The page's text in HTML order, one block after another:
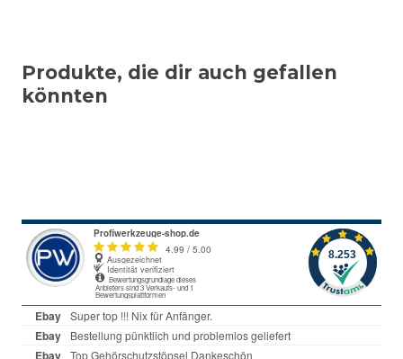
Produkte, die dir auch gefallen
könnten